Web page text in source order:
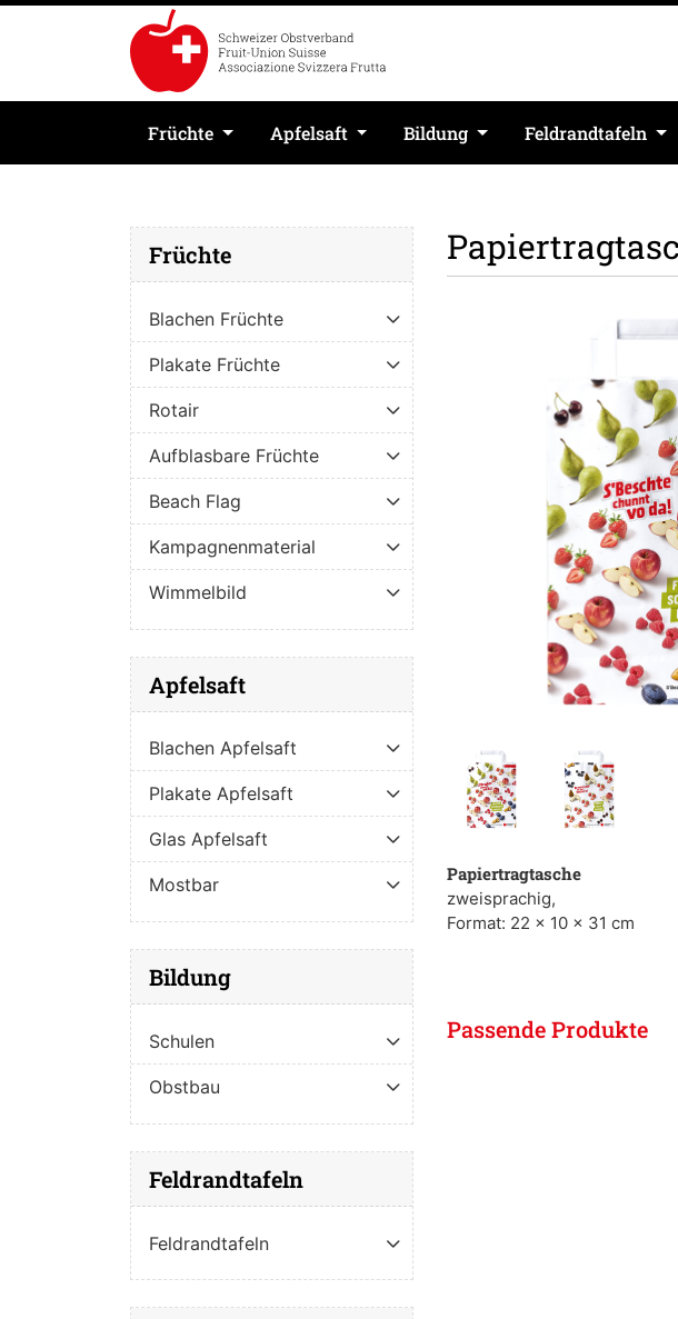
Früchte Apfelsaft Bildung Feldrandtafeln
Früchte
Blachen Früchte
Plakate Früchte
Rotair
Aufblasbare Früchte
Beach Flag
Kampagnenmaterial
Wimmelbild
Apfelsaft
Blachen Apfelsaft
Plakate Apfelsaft
Glas Apfelsaft
Mostbar
Bildung
Schulen
Obstbau
Feldrandtafeln
Feldrandtafeln
Papiertragtasche
zweisprachig,
Format: 22 x 10 x 31 cm
Passende Produkte